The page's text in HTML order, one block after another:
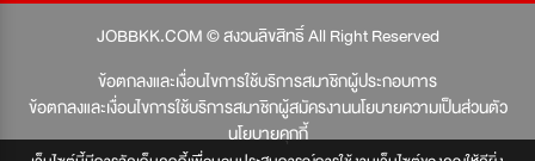
JOBBKK.COM © สงวนลิขสิทธิ์ All Right Reserved
ข้อตกลงและเงื่อนไขการใช้บริการสมาชิกผู้ประกอบการ
ข้อตกลงและเงื่อนไขการใช้บริการสมาชิกผู้สมัครงานนโยบายความเป็นส่วนตัว
นโยบายคุกกี้